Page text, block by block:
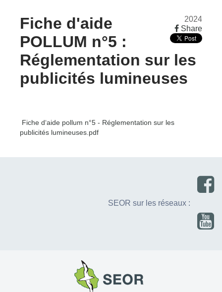
2024
Share
Fiche d'aide
POLLUM n°5 :
Réglementation sur les
publicités lumineuses
Fiche d‘aide pollum n°5 - Réglementation sur les
publicités lumineuses.pdf
SEOR sur les réseaux :